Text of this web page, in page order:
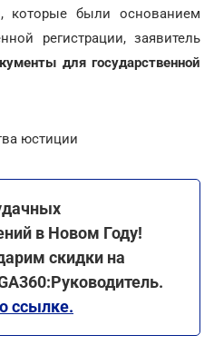
которые были основанием
регистрации, заявитель
для государственной
юстиции
в Новом Году!
скидки на
ссылке.